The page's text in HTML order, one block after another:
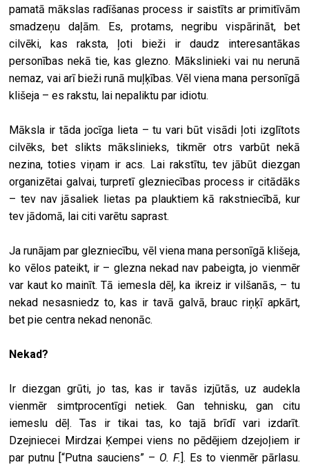
pamatā mākslas radīšanas process ir saistīts ar primitīvām
smadzeņu daļām. Es, protams, negribu vispārināt, bet
cilvēki, kas raksta, ļoti bieži ir daudz interesantākas
personības nekā tie, kas glezno. Mākslinieki vai nu nerunā
nemaz, vai arī bieži runā muļķības. Vēl viena mana personīgā
klišeja – es rakstu, lai nepaliktu par idiotu.
Māksla ir tāda jocīga lieta – tu vari būt visādi ļoti izglītots
cilvēks, bet slikts mākslinieks, tikmēr otrs varbūt nekā
nezina, toties viņam ir acs. Lai rakstītu, tev jābūt diezgan
organizētai galvai, turpretī glezniecības process ir citādāks
– tev nav jāsaliek lietas pa plauktiem kā rakstniecībā, kur
tev jādomā, lai citi varētu saprast.
Ja runājam par glezniecību, vēl viena mana personīgā klišeja,
ko vēlos pateikt, ir – glezna nekad nav pabeigta, jo vienmēr
var kaut ko mainīt. Tā iemesla dēļ, ka ikreiz ir vilšanās, – tu
nekad nesasniedz to, kas ir tavā galvā, brauc riņķī apkārt,
bet pie centra nekad nenonāc.
Nekad?
Ir diezgan grūti, jo tas, kas ir tavās izjūtās, uz audekla
vienmēr simtprocentīgi netiek. Gan tehnisku, gan citu
iemeslu dēļ. Tas ir tikai tas, ko tajā brīdī vari izdarīt.
Dzejniecei Mirdzai Ķempei viens no pēdējiem dzejoļiem ir
par putnu [“Putna sauciens” – O. F.]. Es to vienmēr pārlasu.